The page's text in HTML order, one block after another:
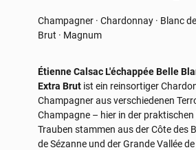
Champagner · Chardonnay · Blanc
Brut · Magnum
Étienne Calsac L'échappée Belle
Extra Brut ist ein reinsortiger
Champagner aus verschiedenen
Champagne – hier in der
Trauben stammen aus der Côte des
de Sézanne und der Grande Vallée